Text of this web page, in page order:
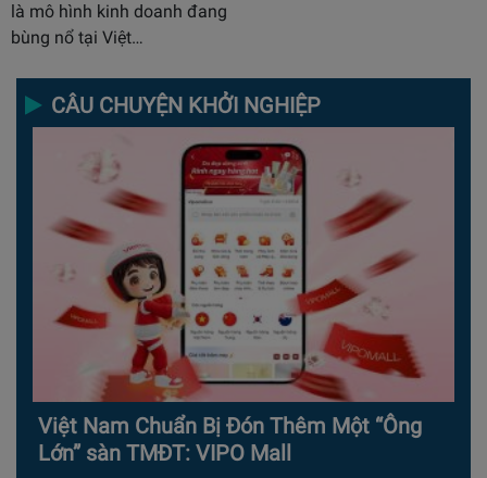
là mô hình kinh doanh đang
bùng nổ tại Việt…
CÂU CHUYỆN KHỞI NGHIỆP
Việt Nam Chuẩn Bị Đón Thêm Một “Ông
Lớn” sàn TMĐT: VIPO Mall